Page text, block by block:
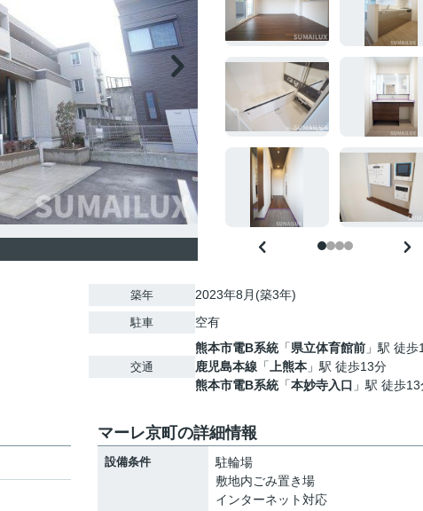
築年 2023年8月(築3年)
駐車 空有
交通
熊本市電B系統「県立体育館前 」駅 徒歩
鹿児島本線 「 上熊本 」駅 徒歩13分
熊本市電B系統「本妙寺入口 」駅 徒歩
マーレ京町の詳細情報
設備条件
駐輪場
敷地内ごみ置き場
インターネット対応